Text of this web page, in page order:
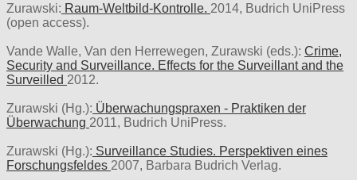
Zurawski: Raum-Weltbild-Kontrolle. 2014, Budrich UniPress
(open access).
Vande Walle, Van den Herrewegen, Zurawski (eds.): Crime,
Security and Surveillance. Effects for the Surveillant and the
Surveilled 2012.
Zurawski (Hg.): Überwachungspraxen - Praktiken der
Überwachung 2011, Budrich UniPress.
Zurawski (Hg.): Surveillance Studies. Perspektiven eines
Forschungsfeldes 2007, Barbara Budrich Verlag.